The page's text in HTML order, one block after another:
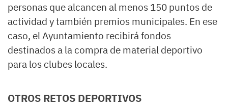
personas que alcancen al menos 150 puntos de
actividad y también premios municipales. En ese
caso, el Ayuntamiento recibirá fondos
destinados a la compra de material deportivo
para los clubes locales.
OTROS RETOS DEPORTIVOS